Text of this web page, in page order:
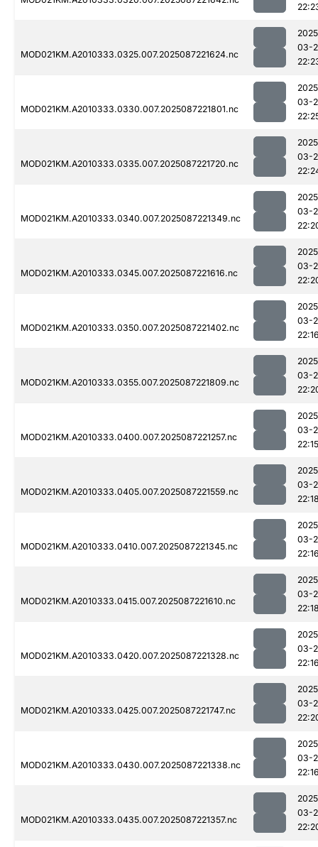
MOD021KM.A2010333.0325.007.2025087221624.nc
03-
MOD021KM.A2010333.0330.007.2025087221801.nc
03-
MOD021KM.A2010333.0335.007.2025087221720.nc
03-
MOD021KM.A2010333.0340.007.2025087221349.nc
03-
MOD021KM.A2010333.0345.007.2025087221616.nc
03-
MOD021KM.A2010333.0350.007.2025087221402.nc
03-
MOD021KM.A2010333.0355.007.2025087221809.nc
03-
MOD021KM.A2010333.0400.007.2025087221257.nc
03-
22:15
MOD021KM.A2010333.0405.007.2025087221559.nc
03-
MOD021KM.A2010333.0410.007.2025087221345.nc
03-
MOD021KM.A2010333.0415.007.2025087221610.nc
03-
MOD021KM.A2010333.0420.007.2025087221328.nc
03-
MOD021KM.A2010333.0425.007.2025087221747.nc
03-
MOD021KM.A2010333.0430.007.2025087221338.nc
03-
MOD021KM.A2010333.0435.007.2025087221357.nc
03-